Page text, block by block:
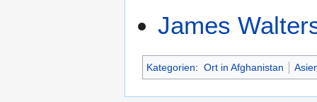
James
Kategorien: Ort in Afghanistan